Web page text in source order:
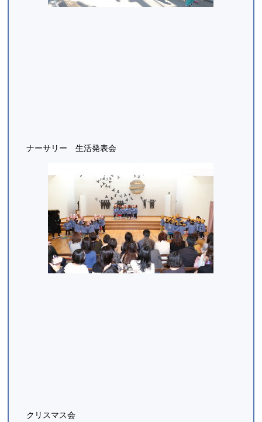
ナーサリー 生活発表会
クリスマス会